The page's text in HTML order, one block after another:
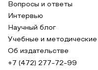
Вопросы и ответы
Интервью
Научный блог
Учебные и методические
Об издательстве
+7 (472) 277-72-99